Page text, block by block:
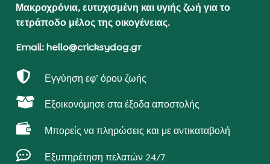
Μακροχρόνια, ευτυχισμένη και υγιής ζωή για το
τετράποδο μέλος της οικογένειας.
Email: hello@cricksydog.gr
 Εγγύηση εφ’ όρου ζωής
 Εξοικονόμησε στα έξοδα αποστολής
 Μπορείς να πληρώσεις και με αντικαταβολή
 Εξυπηρέτηση πελατών 24/7